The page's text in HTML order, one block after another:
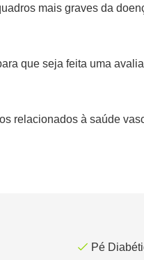
mais graves da
que seja feita uma
relacionados à saúde
Pé